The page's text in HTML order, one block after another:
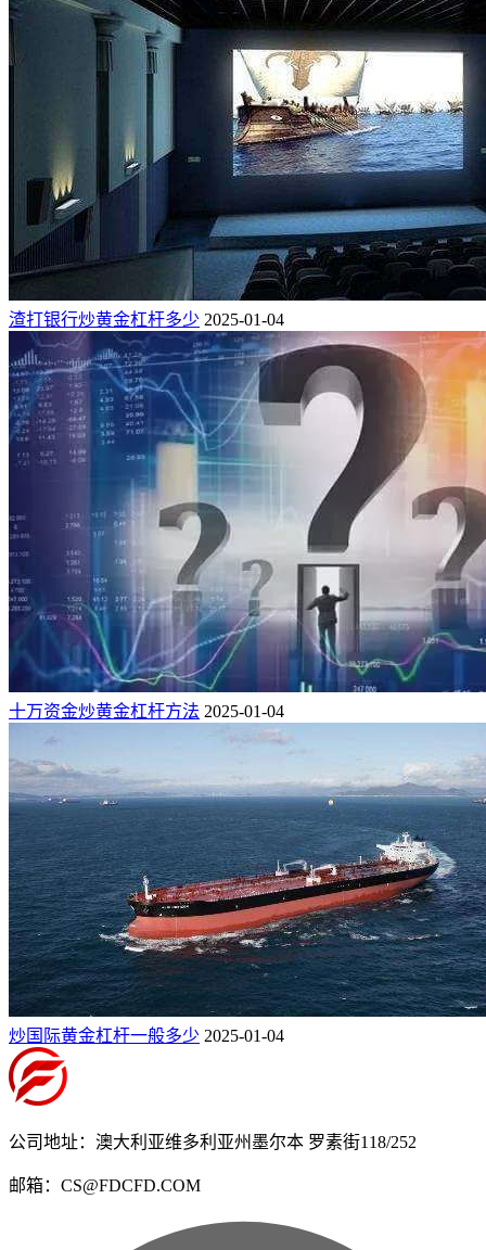
渣打银行炒黄金杠杆多少 2025-01-04
十万资金炒黄金杠杆方法 2025-01-04
炒国际黄金杠杆一般多少 2025-01-04
公司地址：澳大利亚维多利亚州墨尔本 罗素街118/252
邮箱：CS@FDCFD.COM